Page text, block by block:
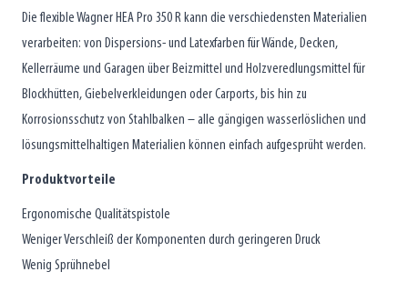
Die flexible Wagner HEA Pro 350 R kann die verschiedensten Materialien
verarbeiten: von Dispersions- und Latexfarben für Wände, Decken,
Kellerräume und Garagen über Beizmittel und Holzveredlungsmittel für
Blockhütten, Giebelverkleidungen oder Carports, bis hin zu
Korrosionsschutz von Stahlbalken – alle gängigen wasserlöslichen und
lösungsmittelhaltigen Materialien können einfach aufgesprüht werden.
Produktvorteile
Ergonomische Qualitätspistole
Weniger Verschleiß der Komponenten durch geringeren Druck
Wenig Sprühnebel